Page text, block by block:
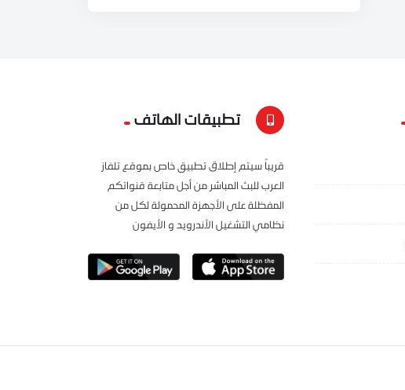
تطبيقات الهاتف
قريباً سيتم إطلاق تطبيق خاص بموقع تلفاز
العرب للبث المباشر من أجل متابعة قنواتكم
المفظلة على الأجهزة المحمولة لكل من
نظامي التشغيل الأندرويد و الأيفون